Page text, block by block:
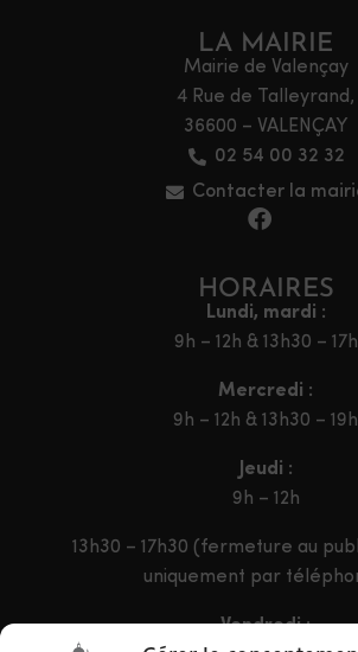
LA MAIRIE
Mairie de Valençay
4 Rue de Talleyrand,
36600 – VALENÇAY
02 54 00 32 32
Contacter la
HORAIRES
Lundi, mardi :
9h – 12h & 13h30 – 17h
Mercredi :
9h – 12h & 13h30 – 19h
Jeudi :
9h – 12h
13h30 – 17h30 (fermeture au
uniquement par
Vendredi :